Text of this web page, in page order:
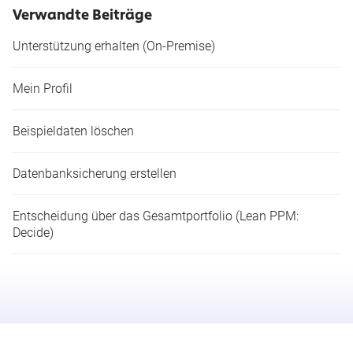
Verwandte Beiträge
Unterstützung erhalten (On-Premise)
Mein Profil
Beispieldaten löschen
Datenbanksicherung erstellen
Entscheidung über das Gesamtportfolio (Lean PPM:
Decide)